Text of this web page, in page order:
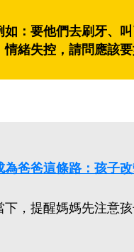
：要他們去刷牙、
緒失控，請問應該
爸爸這條路：孩子
，提醒媽媽先注意